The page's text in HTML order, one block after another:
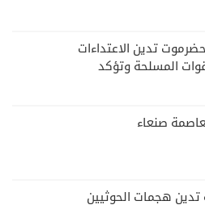
بحضرموت تدين الاعتداءات
المسلحة وتؤكد
صنعاء
تدين هجمات الحوثيين